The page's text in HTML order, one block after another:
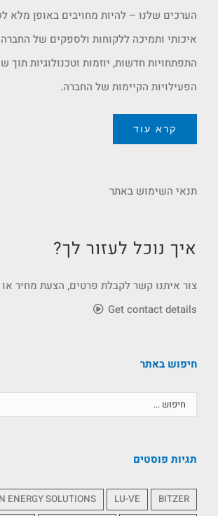
הערכים שלנו – להיות מחויבים באופן מלא
איכותי ותמיכה ללקוחות ולספקים של
התפתחויות חדשות, יוזמות וטכנולוגיות תוך
הפעילויות הקיימות של החברה.
קרא עוד
תנאי השימוש באתר
איך נוכל לעזור לך?
צור איתנו קשר לקבלת פרטים, הצעת מחיר
Get contact details
חיפוש באתר
תגיות פוסטים
BITZER
LU-VE
ENERGY SOLUTIONS